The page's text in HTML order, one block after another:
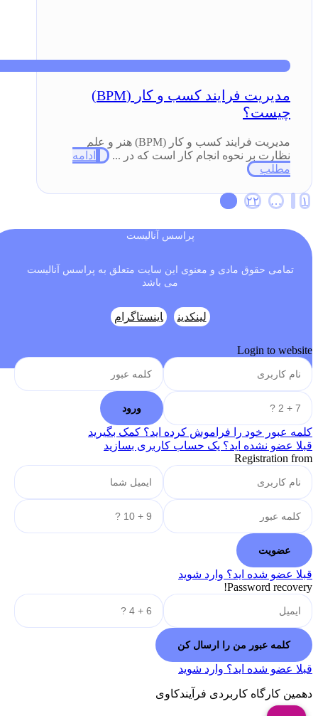
مدیریت فرایند کسب و کار (BPM)
چیست؟
مدیریت فرایند کسب و کار (BPM) هنر و علم
نظارت بر نحوه انجام کار است که در ...
ادامه
مطلب
Posts
۱ … ۲۲
پراسس آنالیست
تمامی حقوق مادی و معنوی این سایت متعلق به پراسس آنالیست
می باشد
لینکدین اینستاگرام
Login to website
کلمه عبور خود را فراموش کرده اید؟ کمک بگیرید
قبلا عضو نشده اید؟ یک حساب کاربری بسازید
Registration from
قبلا عضو شده اید؟ وارد شوید
Password recovery!
قبلا عضو شده اید؟ وارد شوید
دهمین کارگاه کاربردی فرآیندکاوی